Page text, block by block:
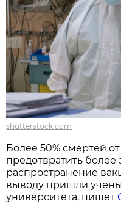
shutterstock.com
Более 50% смертей
предотвратить
распространение
выводу пришли
университета, пишет